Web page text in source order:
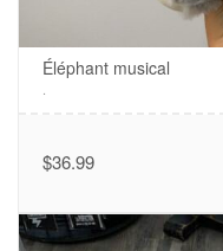
Éléphant musical
$36.99